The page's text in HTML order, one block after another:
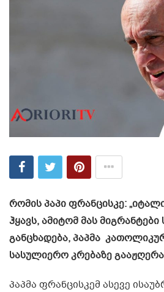
რომის პაპი ფრანცისკე:
ჰყავს, ამიტომ მას მიგრანტები
განცხადება, პაპმა
სასულიერო კრებაზე
პაპმა ფრანცისკემ ასევე